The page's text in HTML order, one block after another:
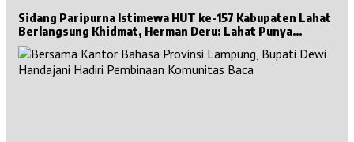
Sidang Paripurna Istimewa HUT ke-157 Kabupaten Lahat
Berlangsung Khidmat, Herman Deru: Lahat Punya
Sejarah Besar untuk Sumsel